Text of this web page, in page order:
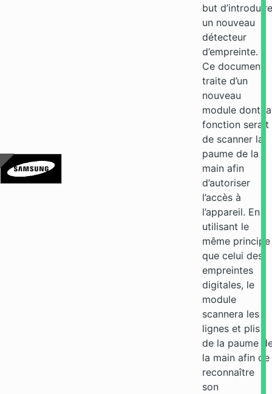
but d’introduire
un nouveau
détecteur
d’empreinte.
Ce document
traite d’un
nouveau
module dont la
fonction serait
de scanner la
paume de la
main afin
d’autoriser
l’accès à
l’appareil. En
utilisant le
même principe
que celui des
empreintes
digitales, le
module
scannera les
lignes et plis
de la paume
la main afin de
reconnaître
son